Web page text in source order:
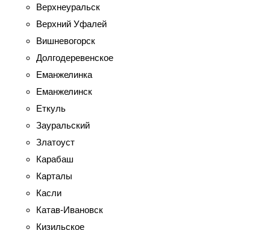
Верхнеуральск
Верхний Уфалей
Вишневогорск
Долгодеревенское
Еманжелинка
Еманжелинск
Еткуль
Зауральский
Златоуст
Карабаш
Карталы
Касли
Катав-Ивановск
Кизильское